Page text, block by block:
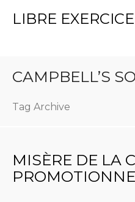
LIBRE EXERCICE
CAMPBELL’S
Tag Archive
MISÈRE DE LA